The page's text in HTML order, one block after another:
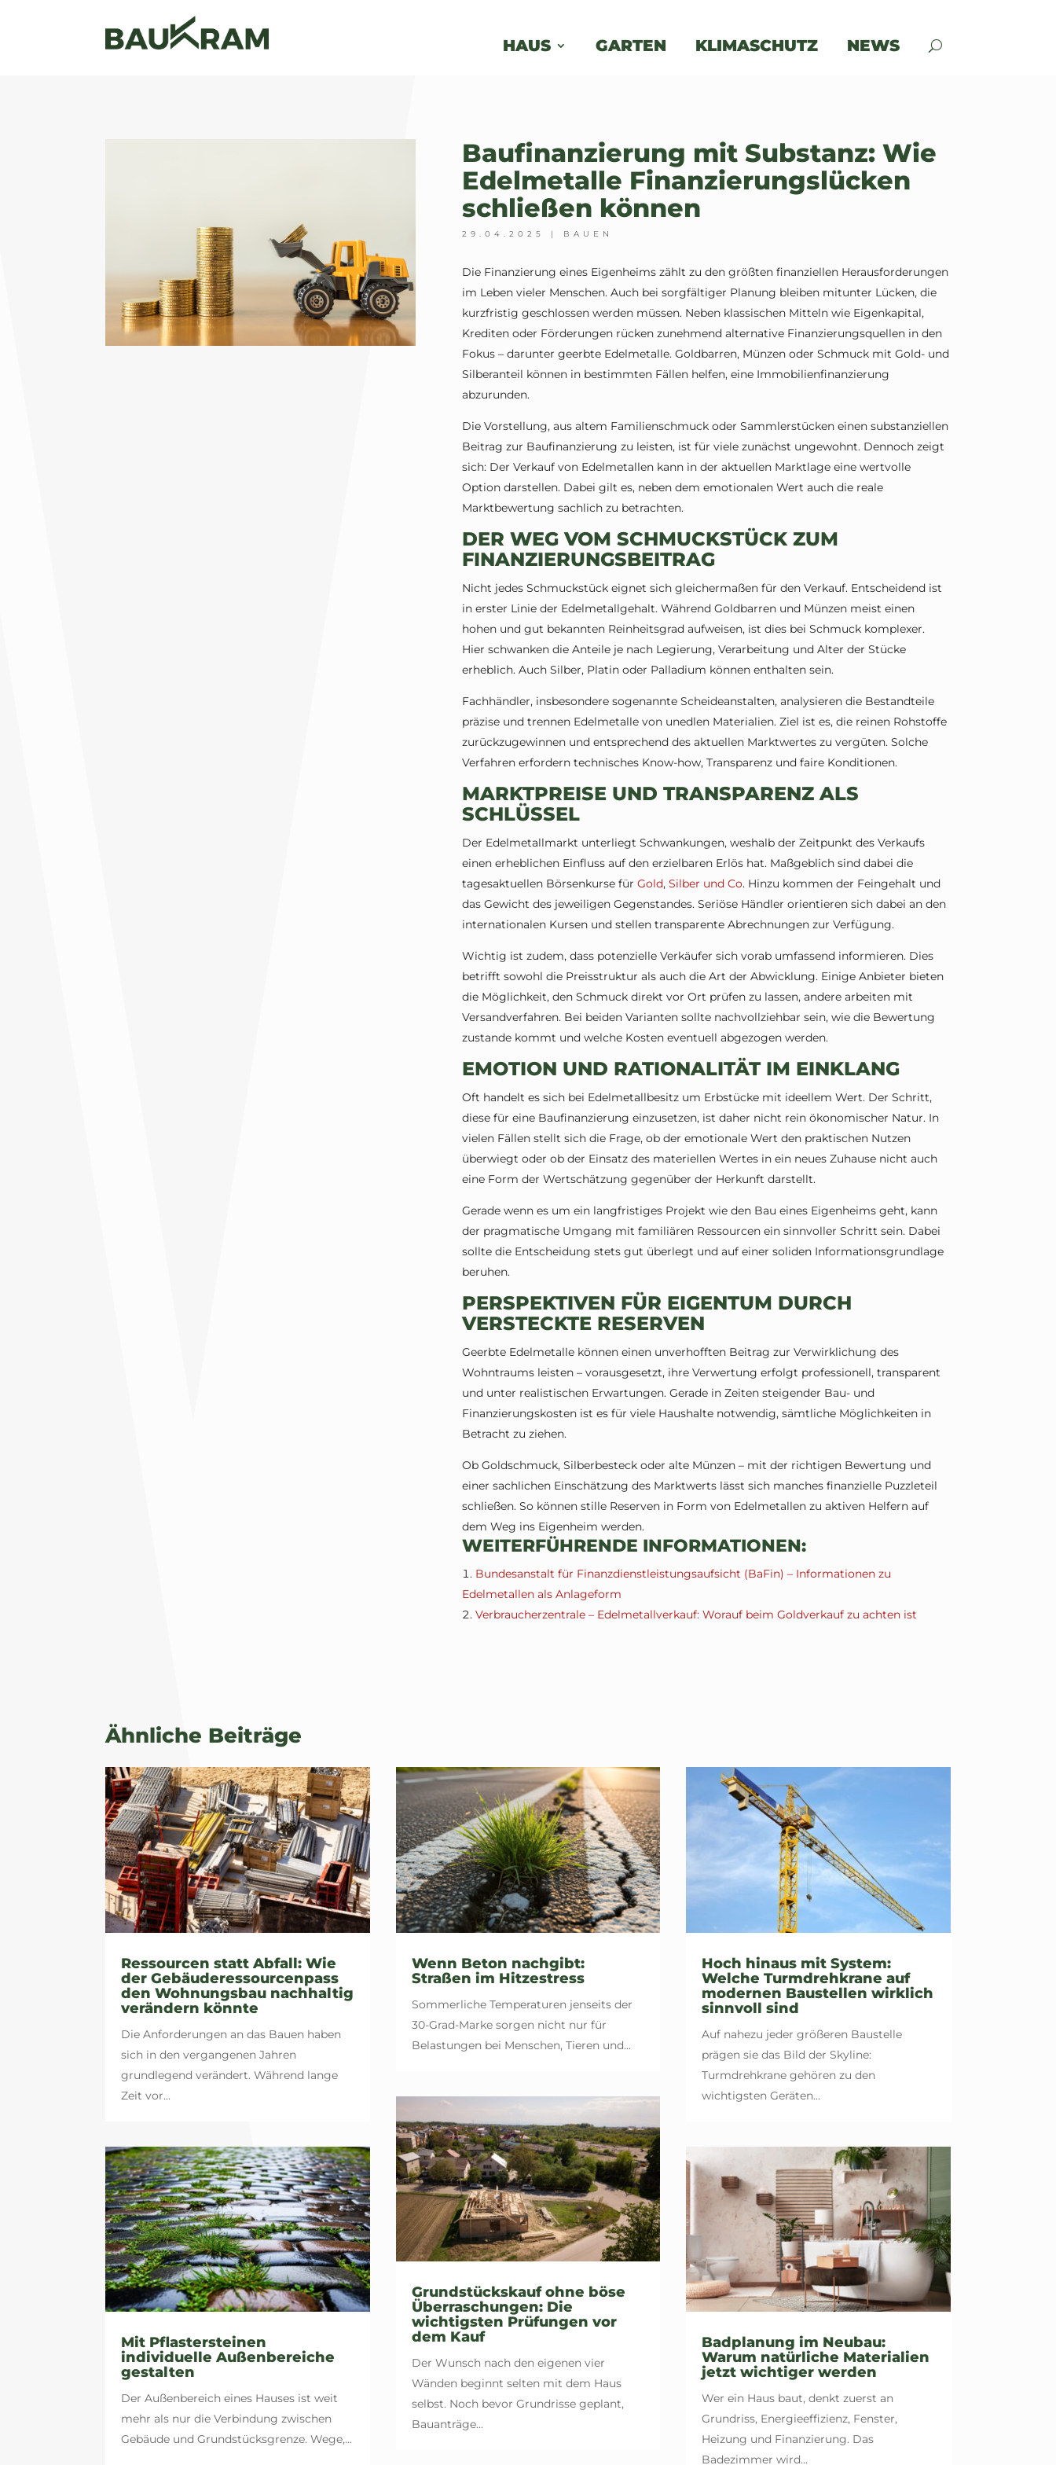
HAUS GARTEN KLIMASCHUTZ NEWS
Baufinanzierung mit Substanz: Wie
Edelmetalle Finanzierungslücken
schließen können
29.04.2025 | BAUEN
Die Finanzierung eines Eigenheims zählt zu den größten finanziellen Herausforderungen
im Leben vieler Menschen. Auch bei sorgfältiger Planung bleiben mitunter Lücken, die
kurzfristig geschlossen werden müssen. Neben klassischen Mitteln wie Eigenkapital,
Krediten oder Förderungen rücken zunehmend alternative Finanzierungsquellen in den
Fokus – darunter geerbte Edelmetalle. Goldbarren, Münzen oder Schmuck mit Gold- und
Silberanteil können in bestimmten Fällen helfen, eine Immobilienfinanzierung
abzurunden.
Die Vorstellung, aus altem Familienschmuck oder Sammlerstücken einen substanziellen
Beitrag zur Baufinanzierung zu leisten, ist für viele zunächst ungewohnt. Dennoch zeigt
sich: Der Verkauf von Edelmetallen kann in der aktuellen Marktlage eine wertvolle
Option darstellen. Dabei gilt es, neben dem emotionalen Wert auch die reale
Marktbewertung sachlich zu betrachten.
DER WEG VOM SCHMUCKSTÜCK ZUM
FINANZIERUNGSBEITRAG
Nicht jedes Schmuckstück eignet sich gleichermaßen für den Verkauf. Entscheidend ist
in erster Linie der Edelmetallgehalt. Während Goldbarren und Münzen meist einen
hohen und gut bekannten Reinheitsgrad aufweisen, ist dies bei Schmuck komplexer.
Hier schwanken die Anteile je nach Legierung, Verarbeitung und Alter der Stücke
erheblich. Auch Silber, Platin oder Palladium können enthalten sein.
Fachhändler, insbesondere sogenannte Scheideanstalten, analysieren die Bestandteile
präzise und trennen Edelmetalle von unedlen Materialien. Ziel ist es, die reinen Rohstoffe
zurückzugewinnen und entsprechend des aktuellen Marktwertes zu vergüten. Solche
Verfahren erfordern technisches Know-how, Transparenz und faire Konditionen.
MARKTPREISE UND TRANSPARENZ ALS
SCHLÜSSEL
Der Edelmetallmarkt unterliegt Schwankungen, weshalb der Zeitpunkt des Verkaufs
einen erheblichen Einfluss auf den erzielbaren Erlös hat. Maßgeblich sind dabei die
tagesaktuellen Börsenkurse fürGold,Silber und Co. Hinzu kommen der Feingehalt und
das Gewicht des jeweiligen Gegenstandes. Seriöse Händler orientieren sich dabei an den
internationalen Kursen und stellen transparente Abrechnungen zur Verfügung.
Wichtig ist zudem, dass potenzielle Verkäufer sich vorab umfassend informieren. Dies
betrifft sowohl die Preisstruktur als auch die Art der Abwicklung. Einige Anbieter bieten
die Möglichkeit, den Schmuck direkt vor Ort prüfen zu lassen, andere arbeiten mit
Versandverfahren. Bei beiden Varianten sollte nachvollziehbar sein, wie die Bewertung
zustande kommt und welche Kosten eventuell abgezogen werden.
EMOTION UND RATIONALITÄT IM EINKLANG
Oft handelt es sich bei Edelmetallbesitz um Erbstücke mit ideellem Wert. Der Schritt,
diese für eine Baufinanzierung einzusetzen, ist daher nicht rein ökonomischer Natur. In
vielen Fällen stellt sich die Frage, ob der emotionale Wert den praktischen Nutzen
überwiegt oder ob der Einsatz des materiellen Wertes in ein neues Zuhause nicht auch
eine Form der Wertschätzung gegenüber der Herkunft darstellt.
Gerade wenn es um ein langfristiges Projekt wie den Bau eines Eigenheims geht, kann
der pragmatische Umgang mit familiären Ressourcen ein sinnvoller Schritt sein. Dabei
sollte die Entscheidung stets gut überlegt und auf einer soliden Informationsgrundlage
beruhen.
PERSPEKTIVEN FÜR EIGENTUM DURCH
VERSTECKTE RESERVEN
Geerbte Edelmetalle können einen unverhofften Beitrag zur Verwirklichung des
Wohntraums leisten – vorausgesetzt, ihre Verwertung erfolgt professionell, transparent
und unter realistischen Erwartungen. Gerade in Zeiten steigender Bau- und
Finanzierungskosten ist es für viele Haushalte notwendig, sämtliche Möglichkeiten in
Betracht zu ziehen.
Ob Goldschmuck, Silberbesteck oder alte Münzen – mit der richtigen Bewertung und
einer sachlichen Einschätzung des Marktwerts lässt sich manches finanzielle Puzzleteil
schließen. So können stille Reserven in Form von Edelmetallen zu aktiven Helfern auf
dem Weg ins Eigenheim werden.
WEITERFÜHRENDE INFORMATIONEN:
Bundesanstalt für Finanzdienstleistungsaufsicht (BaFin) – Informationen zu
Edelmetallen als Anlageform
Verbraucherzentrale – Edelmetallverkauf: Worauf beim Goldverkauf zu achten ist
Ähnliche Beiträge
Ressourcen statt Abfall: Wie
der Gebäuderessourcenpass
den Wohnungsbau nachhaltig
verändern könnte
Die Anforderungen an das Bauen haben
sich in den vergangenen Jahren
grundlegend verändert. Während lange
Zeit vor...
Mit Pflastersteinen
individuelle Außenbereiche
gestalten
Der Außenbereich eines Hauses ist weit
mehr als nur die Verbindung zwischen
Gebäude und Grundstücksgrenze. Wege,...
Wenn Beton nachgibt:
Straßen im Hitzestress
Sommerliche Temperaturen jenseits der
30-Grad-Marke sorgen nicht nur für
Belastungen bei Menschen, Tieren und...
Grundstückskauf ohne böse
Überraschungen: Die
wichtigsten Prüfungen vor
dem Kauf
Der Wunsch nach den eigenen vier
Wänden beginnt selten mit dem Haus
selbst. Noch bevor Grundrisse geplant,
Bauanträge...
Hoch hinaus mit System:
Welche Turmdrehkrane auf
modernen Baustellen wirklich
sinnvoll sind
Auf nahezu jeder größeren Baustelle
prägen sie das Bild der Skyline:
Turmdrehkrane gehören zu den
wichtigsten Geräten...
Badplanung im Neubau:
Warum natürliche Materialien
jetzt wichtiger werden
Wer ein Haus baut, denkt zuerst an
Grundriss, Energieeffizienz, Fenster,
Heizung und Finanzierung. Das
Badezimmer wird...